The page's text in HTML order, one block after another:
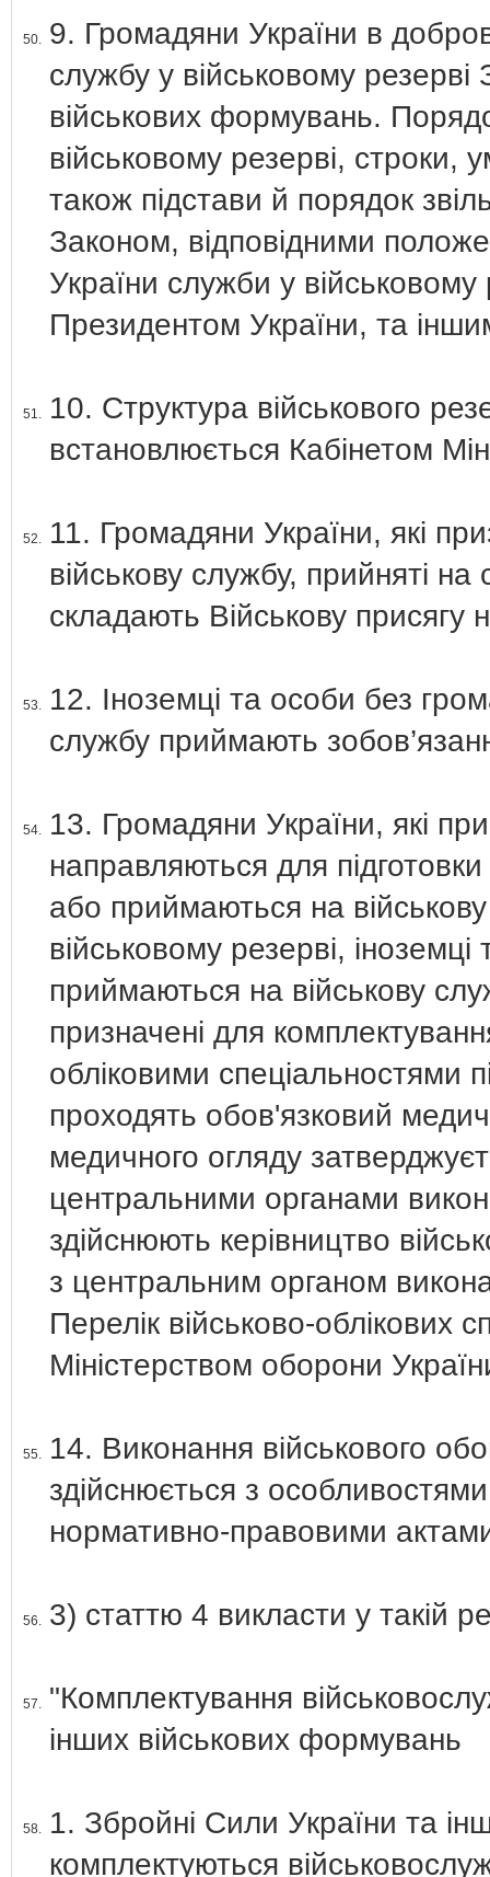
50. 9. Громадяни України в
службу у військовому
військових формувань.
військовому резерві, строки,
також підстави й порядок
Законом, відповідними
України служби у військовому
Президентом України, та
51.
10. Структура військового
встановлюється Кабінетом
52.
11. Громадяни України, які
військову службу, прийняті
складають Військову присягу
53.
12. Іноземці та особи без
службу приймають
54.
13. Громадяни України, які
направляються для
або приймаються на
військовому резерві,
приймаються на військову
призначені для
обліковими спеціальностями
проходять обов'язковий
медичного огляду
центральними органами
здійснюють керівництво
з центральним органом
Перелік військово-облікових
Міністерством оборони
55.
14. Виконання військового
здійснюється з
нормативно-правовими
56. 3) статтю 4 викласти у такій
57. "Комплектування
інших військових формувань
58.
1. Збройні Сили України та
комплектуються